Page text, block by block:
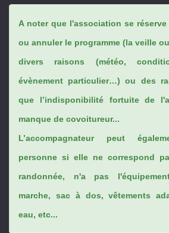
A noter que l'association se
ou annuler le programme (la veille
divers raisons (météo,
évènement particulier…) ou des
que l’indisponibilité fortuite de
manque de covoitureur...
L’accompagnateur peut
personne si elle ne correspond
randonnée, n'a pas
marche, sac à dos, vêtements
eau, etc...